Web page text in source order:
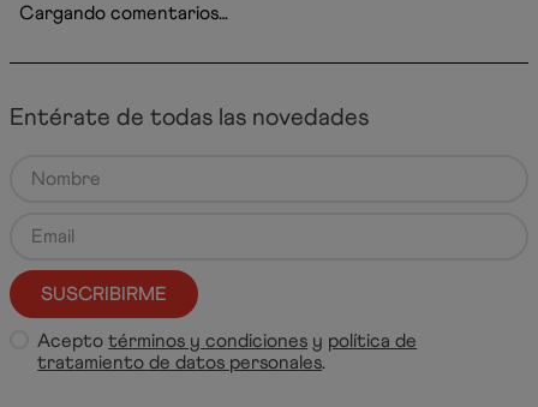
Cargando comentarios…
Entérate de todas las novedades
SUSCRIBIRME
Aceptotérminos y condiciones y política de
tratamiento de datos personales.